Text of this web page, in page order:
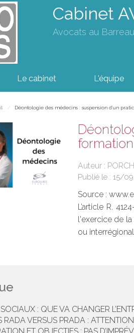
Cabinet
Avocats au
Le cabinet L'équipe
Déontologie des médecins : suspension d’un
formation
Auteur :
Publié le : 15/
Source :
L’article R.
l'exercice de
ou
: QUE VA CHANGER
RADA VERSUS PRADA :